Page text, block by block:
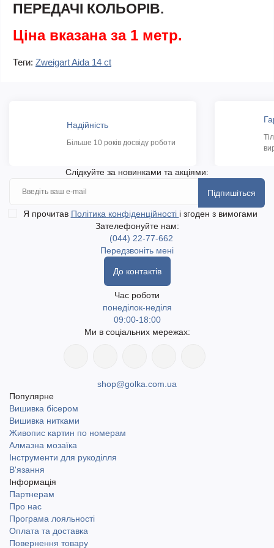
ПЕРЕДАЧІ КОЛЬОРІВ.
Ціна вказана за 1 метр.
Теги: Zweigart Aida 14 ct
Надійність
Більше 10 років досвіду роботи
Слідкуйте за новинками та акціями:
Підпишіться
Я прочитав Політика конфіденційності і згоден з вимогами
Зателефонуйте нам:
(044) 22-77-662
Передзвоніть мені
До контактів
Час роботи
понеділок-неділя
09:00-18:00
Ми в соціальних мережах:
shop@golka.com.ua
Популярне
Вишивка бісером
Вишивка нитками
Живопис картин по номерам
Алмазна мозаїка
Інструменти для рукоділля
В'язання
Інформація
Партнерам
Про нас
Програма лояльності
Оплата та доставка
Повернення товару